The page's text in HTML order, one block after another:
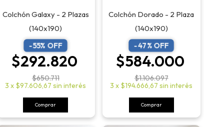
Colchón Galaxy - 2 Plazas
(140x190)
-55% OFF
$292.820
$650.711
3 x $97.606,67 sin interés
Comprar
Colchón Dorado - 2 Plaza
(140x190)
-47% OFF
$584.000
$1.106.097
3 x $194.666,67 sin interés
Comprar